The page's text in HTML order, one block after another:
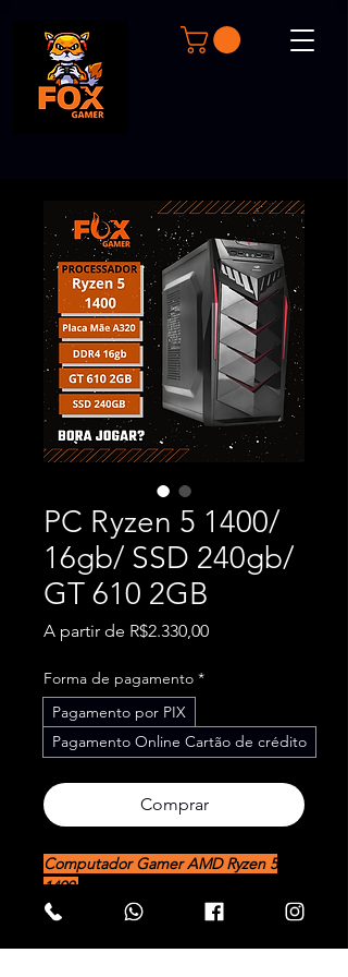
PC Ryzen 5 1400/
16gb/ SSD 240gb/
GT 610 2GB
A partir de R$2.330,00Preço
Forma de pagamento *
Pagamento por PIX
Pagamento Online Cartão de crédito
Comprar
Computador Gamer AMD Ryzen 5
1400
AMD Ryzen 5 1400
Memória 16gb DDR4 2666mhz